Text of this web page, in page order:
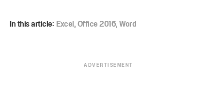
In this article:Excel,Office 2016,Word
ADVERTISEMENT